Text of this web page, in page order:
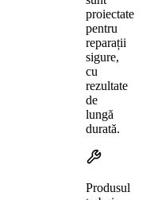
proiectate
pentru
reparații
sigure,
cu
rezultate
de
lungă
durată.
Produsul